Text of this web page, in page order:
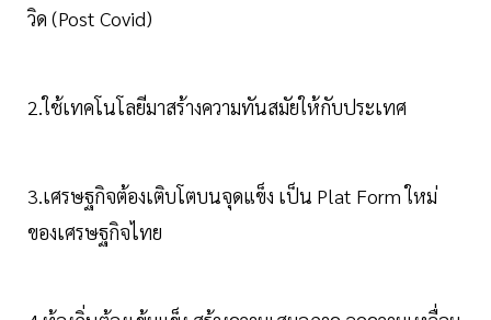
วิด (Post Covid)
2.ใช้เทคโนโลยีมาสร้างความทันสมัยให้กับประเทศ
3.เศรษฐกิจต้องเติบโตบนจุดแข็ง เป็น Plat Form ใหม่
ของเศรษฐกิจไทย